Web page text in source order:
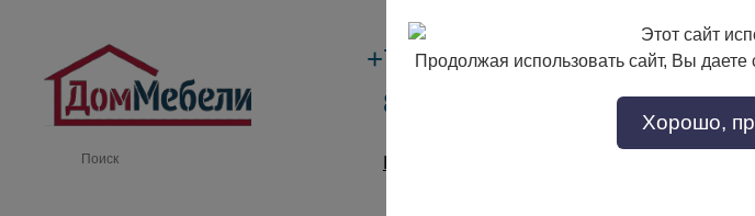
+7 (495)133-17-89
8 (800) 302-17-89
Производители
Этот сайт
Продолжая использовать сайт, Вы
Хорошо,